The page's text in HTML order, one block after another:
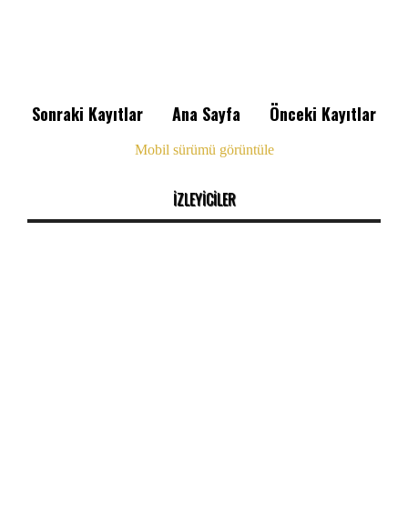
Sonraki Kayıtlar Önceki Kayıtlar
Ana Sayfa
Mobil sürümü görüntüle
İZLEYİCİLER